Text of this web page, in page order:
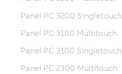
Panel PC 3200 Singletouch
Panel PC 3100 Multitouch
Panel PC 3100 Singletouch
Panel PC 2300 Multitouch